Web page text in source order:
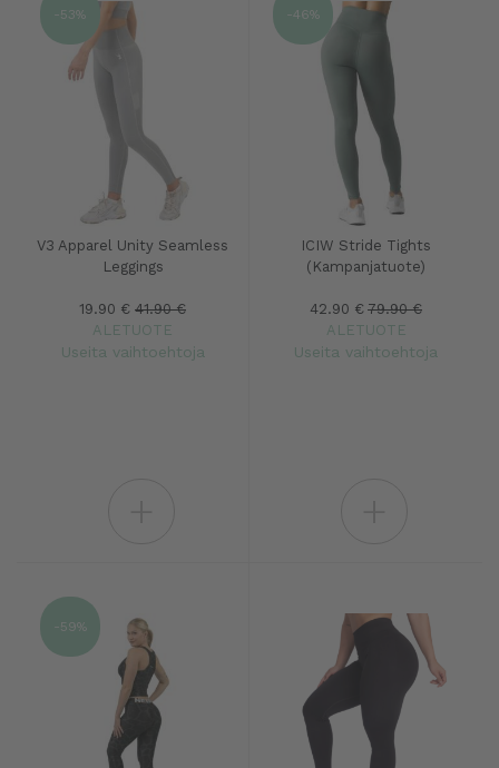
V3 Apparel Unity Seamless
Leggings
19.90 € 41.90 €
ALETUOTE
Useita vaihtoehtoja
-53%
ICIW Stride Tights
(Kampanjatuote)
42.90 € 79.90 €
ALETUOTE
Useita vaihtoehtoja
-46%
-59%